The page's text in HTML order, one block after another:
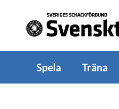
Spela Träna